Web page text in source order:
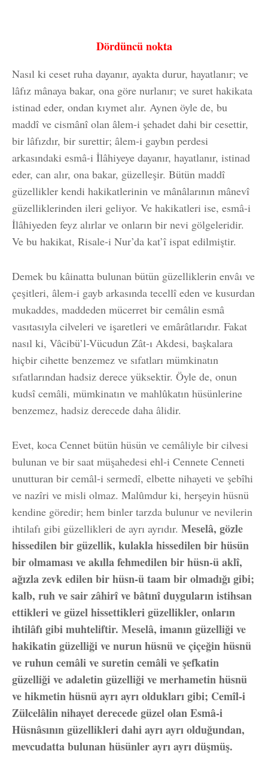
Dördüncü nokta
Nasıl ki ceset ruha dayanır, ayakta durur, hayatlanır; ve
lâfız mânaya bakar, ona göre nurlanır; ve suret hakikata
istinad eder, ondan kıymet alır. Aynen öyle de, bu
maddî ve cismânî olan âlem-i şehadet dahi bir cesettir,
bir lâfızdır, bir surettir; âlem-i gaybın perdesi
arkasındaki esmâ-i İlâhiyeye dayanır, hayatlanır, istinad
eder, can alır, ona bakar, güzelleşir. Bütün maddî
güzellikler kendi hakikatlerinin ve mânâlarının mânevî
güzelliklerinden ileri geliyor. Ve hakikatleri ise, esmâ-i
İlâhiyeden feyz alırlar ve onların bir nevi gölgeleridir.
Ve bu hakikat, Risale-i Nur’da kat’î ispat edilmiştir.
Demek bu kâinatta bulunan bütün güzelliklerin envâı ve
çeşitleri, âlem-i gayb arkasında tecellî eden ve kusurdan
mukaddes, maddeden mücerret bir cemâlin esmâ
vasıtasıyla cilveleri ve işaretleri ve emârâtlarıdır. Fakat
nasıl ki, Vâcibü’l-Vücudun Zât-ı Akdesi, başkalara
hiçbir cihette benzemez ve sıfatları mümkinatın
sıfatlarından hadsiz derece yüksektir. Öyle de, onun
kudsî cemâli, mümkinatın ve mahlûkatın hüsünlerine
benzemez, hadsiz derecede daha âlidir.
Evet, koca Cennet bütün hüsün ve cemâliyle bir cilvesi
bulunan ve bir saat müşahedesi ehl-i Cennete Cenneti
unutturan bir cemâl-i sermedî, elbette nihayeti ve şebîhi
ve nazîri ve misli olmaz. Malûmdur ki, herşeyin hüsnü
kendine göredir; hem binler tarzda bulunur ve nevilerin
ihtilafı gibi güzellikleri de ayrı ayrıdır. Meselâ, gözle
hissedilen bir güzellik, kulakla hissedilen bir hüsün
bir olmaması ve akılla fehmedilen bir hüsn-ü aklî,
ağızla zevk edilen bir hüsn-ü taam bir olmadığı gibi;
kalb, ruh ve sair zâhirî ve bâtınî duyguların istihsan
ettikleri ve güzel hissettikleri güzellikler, onların
ihtilâfı gibi muhteliftir. Meselâ, imanın güzelliği ve
hakikatin güzelliği ve nurun hüsnü ve çiçeğin hüsnü
ve ruhun cemâli ve suretin cemâli ve şefkatin
güzelliği ve adaletin güzelliği ve merhametin hüsnü
ve hikmetin hüsnü ayrı ayrı oldukları gibi; Cemîl-i
Zülcelâlin nihayet derecede güzel olan Esmâ-i
Hüsnâsının güzellikleri dahi ayrı ayrı olduğundan,
mevcudatta bulunan hüsünler ayrı ayrı düşmüş.